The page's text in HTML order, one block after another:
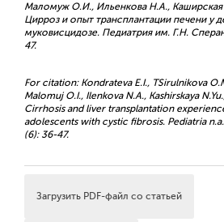
Маломуж О.И., Ильенкова Н.А.,
Цирроз и опыт трансплантации печени у
муковисцидозе. Педиатрия им. Г.Н.
47.
For citation: Kondrateva E.I., TSirulnikova
Malomuj O.I., Ilenkova N.A., Kashirskaya
Cirrhosis and liver transplantation
adolescents with cystic fibrosis. Pediatria
(6): 36-47.
Загрузить PDF-файл со статьей